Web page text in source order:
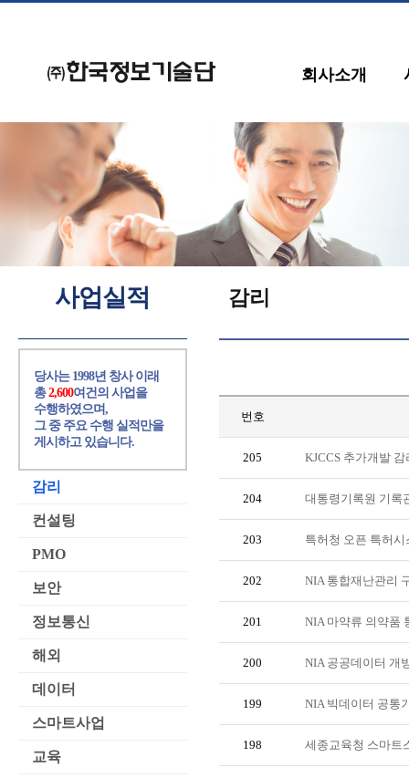
회사소개
감리
번호
205 KJCCS 추가개발 감
204 대통령기록원 기록
203 특허청 오픈 특허
202 NIA 통합재난관리
201 NIA 마약류 의약품
200 NIA 공공데이터 개
199 NIA 빅데이터 공통
198 세종교육청 스마트
사업실적
당사는 1998년 창사 이래
총2,600여건의 사업을
수행하였으며,
그 중 주요 수행 실적만을
게시하고 있습니다.
감리
컨설팅
PMO
보안
정보통신
해외
데이터
스마트사업
교육